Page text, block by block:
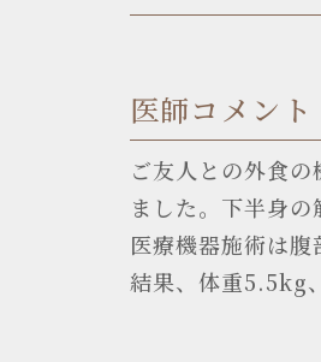
医師コメント
ご友人との外食
ました。下半身
医療機器施術は
結果、体重5.5kg